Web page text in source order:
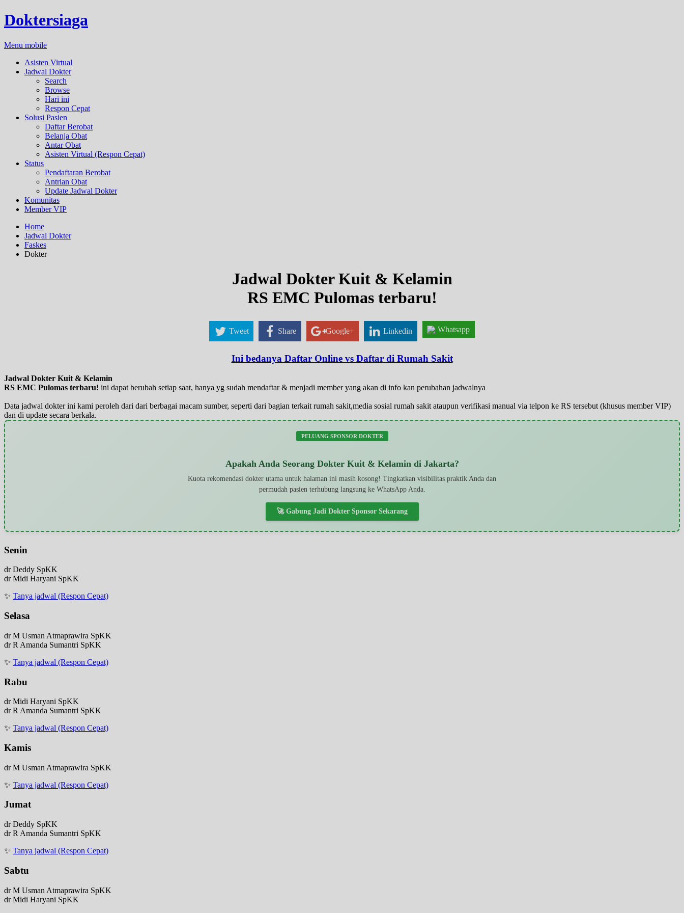
Doktersiaga
Menu mobile
Asisten Virtual
Jadwal Dokter
Search
Browse
Hari ini
Respon Cepat
Solusi Pasien
Daftar Berobat
Belanja Obat
Antar Obat
Asisten Virtual (Respon Cepat)
Status
Pendaftaran Berobat
Antrian Obat
Update Jadwal Dokter
Komunitas
Member VIP
Home
Jadwal Dokter
Faskes
Dokter
Jadwal Dokter Kuit & Kelamin
RS EMC Pulomas terbaru!
Tweet Share Google+ Linkedin Whatsapp
Ini bedanya Daftar Online vs Daftar di Rumah Sakit
Jadwal Dokter Kuit & Kelamin
RS EMC Pulomas terbaru! ini dapat berubah setiap saat, hanya yg sudah mendaftar & menjadi member yang akan di info kan perubahan jadwalnya
Data jadwal dokter ini kami peroleh dari dari berbagai macam sumber, seperti dari bagian terkait rumah sakit,media sosial rumah sakit ataupun verifikasi manual via telpon ke RS tersebut (khusus member VIP)
dan di update secara berkala.
PELUANG SPONSOR DOKTER
Apakah Anda Seorang Dokter Kuit & Kelamin di Jakarta?
Kuota rekomendasi dokter utama untuk halaman ini masih kosong! Tingkatkan visibilitas praktik Anda dan
permudah pasien terhubung langsung ke WhatsApp Anda.
🚀 Gabung Jadi Dokter Sponsor Sekarang
Senin
dr Deddy SpKK
dr Midi Haryani SpKK
✨ Tanya jadwal (Respon Cepat)
Selasa
dr M Usman Atmaprawira SpKK
dr R Amanda Sumantri SpKK
✨ Tanya jadwal (Respon Cepat)
Rabu
dr Midi Haryani SpKK
dr R Amanda Sumantri SpKK
✨ Tanya jadwal (Respon Cepat)
Kamis
dr M Usman Atmaprawira SpKK
✨ Tanya jadwal (Respon Cepat)
Jumat
dr Deddy SpKK
dr R Amanda Sumantri SpKK
✨ Tanya jadwal (Respon Cepat)
Sabtu
dr M Usman Atmaprawira SpKK
dr Midi Haryani SpKK